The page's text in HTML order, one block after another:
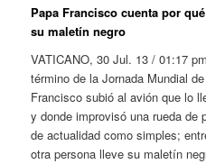
Papa Francisco cuenta por
su maletín negro
VATICANO, 30 Jul. 13 / 01:17
término de la Jornada Mundial
Francisco subió al avión que lo
y donde improvisó una rueda de
de actualidad como simples;
otra persona lleve su maletín